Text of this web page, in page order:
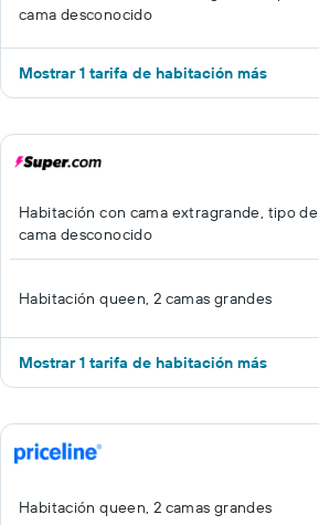
cama desconocido
Mostrar 1 tarifa de habitación más
Habitación con cama extragrande, tipo de
cama desconocido
Habitación queen, 2 camas grandes
Mostrar 1 tarifa de habitación más
Habitación queen, 2 camas grandes